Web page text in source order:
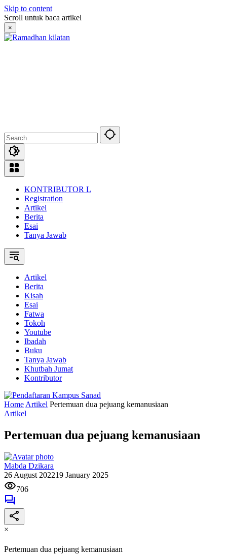
Skip to content
Scroll untuk baca artikel
×
KONTRIBUTOR L
Registration
Artikel
Berita
Esai
Tanya Jawab
Artikel
Berita
Kisah
Esai
Fatwa
Tokoh
Youtube
Ibadah
Buku
Tanya Jawab
Khutbah Jumat
Kontributor
Home Artikel Pertemuan dua pejuang kemanusiaan
Artikel
Pertemuan dua pejuang kemanusiaan
Mabda Dzikara
26 August 202219 January 2025
706
×
Pertemuan dua pejuang kemanusiaan